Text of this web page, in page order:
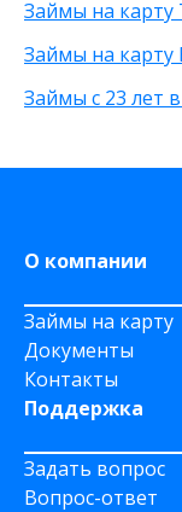
На карту
Не выходя
С 20 лет
Через
Займы на карту
Займы на карту
Займы с 23 лет
О компании
Займы на карту
Документы
Контакты
Поддержка
Задать вопрос
Вопрос-ответ